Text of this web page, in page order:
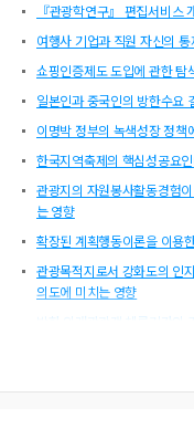
『관광학연구』 편집서비스
여행사 기업과 직원 자신의
쇼핑인증제도 도입에 관한 탐
일본인과 중국인의 방한수요
이명박 정부의 녹색성장 정책
한국지역축제의 핵심성공요
관광지의 자원봉사활동경험
는 영향
확장된 계획행동이론을 이용
관광목적지로서 강화도의 인
의도에 미치는 영향
방한 외래관광객 체류기간의
군대 여가프로그램이 장병 스